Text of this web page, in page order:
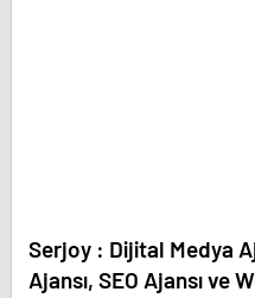
Serjoy : Dijital Medya Ajansı, Google Reklam
Ajansı, SEO Ajansı ve